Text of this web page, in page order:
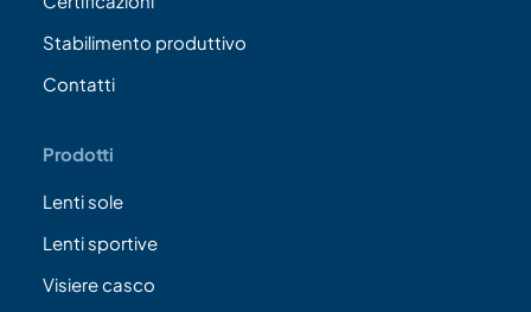
Stabilimento produttivo
Contatti
Prodotti
Lenti sole
Lenti sportive
Visiere casco